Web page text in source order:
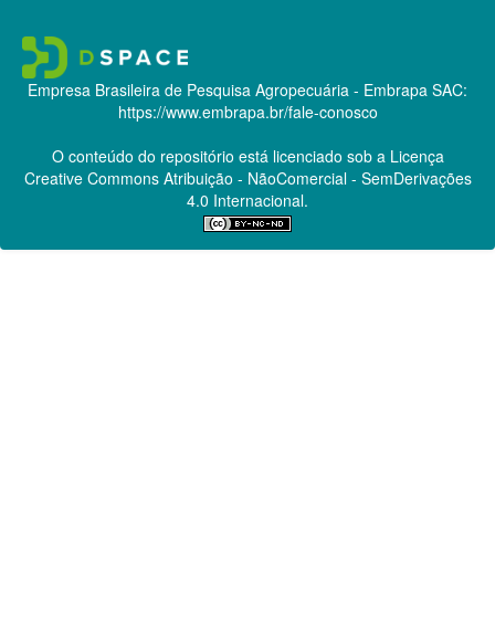
Empresa Brasileira de Pesquisa Agropecuária - Embrapa SAC:
https://www.embrapa.br/fale-conosco
O conteúdo do repositório está licenciado sob a Licença
Creative CommonsAtribuição - NãoComercial - SemDerivações
4.0 Internacional.